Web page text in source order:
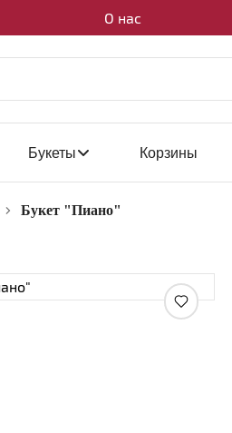
О нас
Букеты Корзины
Букет "Пиано"
Увеличить